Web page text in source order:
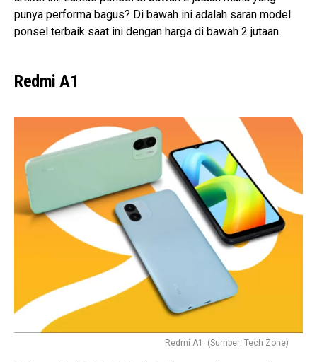
punya performa bagus? Di bawah ini adalah saran model
ponsel terbaik saat ini dengan harga di bawah 2 jutaan.
Redmi A1
Redmi A1. (Sumber: Tech Zone)